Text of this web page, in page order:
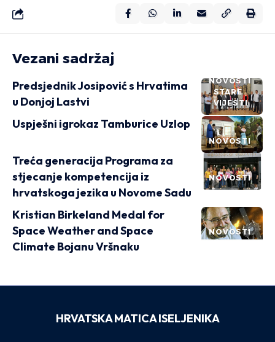
Vezani sadržaj
NOVOSTI
STARE
VIJESTI
Predsjednik Josipović s Hrvatima
u Donjoj Lastvi
NOVOSTI
Uspješni igrokaz Tamburice Uzlop
NOVOSTI
Treća generacija Programa za
stjecanje kompetencija iz
hrvatskoga jezika u Novome Sadu
NOVOSTI
Kristian Birkeland Medal for
Space Weather and Space
Climate Bojanu Vršnaku
HRVATSKA MATICA ISELJENIKA